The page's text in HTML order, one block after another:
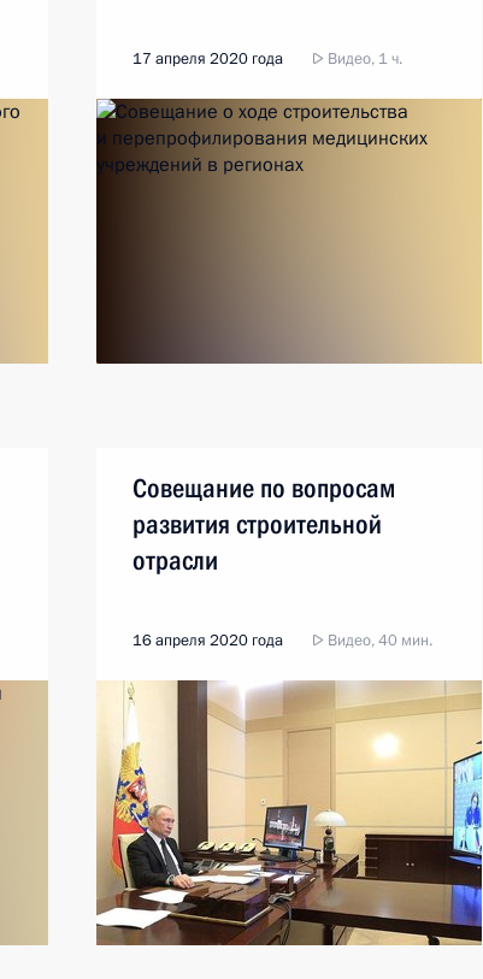
17 апреля 2020 года Видео, 1 ч.
Совещание по вопросам
развития строительной
отрасли
16 апреля 2020 года Видео, 40 мин.